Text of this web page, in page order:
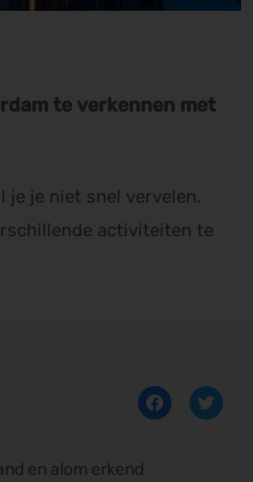
te verkennen met
je je niet snel vervelen.
activiteiten te
en alom erkend